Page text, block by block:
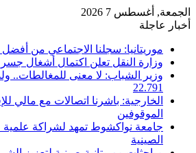
الجمعة, أغسطس 7 2026
أخبار عاجلة
موريتانيا: سجلنا الاجتماعي من
وزارة النقل تعلن اكتمال أشغال
وزير الشباب: لا معنى للمغالطات..
22.791
الخارجية: باشرنا اتصالات مع مالي
الموقوفين
جامعة نواكشوط تمهد لشراكة
الصينية